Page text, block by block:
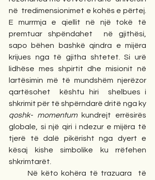
në  tredimensionimet e kohës e përtej.
E murrmja e qiellit në një tokë të
premtuar shpëndahet  në gjithësi,
sapo bëhen bashkë qindra e mijëra
krijues nga të gjitha shtetet. Si urë
lidhëse mes shpirtit dhe misionit në
lartësimin më të mundshëm njerëzor
qartësohet  kështu hiri  shelbues i
qoshk- momentum kundrejt errësirës
globale, si një qiri i ndezur e mijëra të
tjerë të dalë pikërisht nga dyert e
kësaj kishe simbolike ku rrëfehen
shkrimtarët.